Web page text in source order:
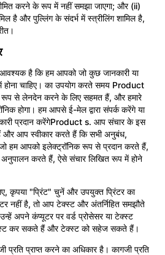
सीमित करने के रूप में नहीं समझा जाएगा; और (ii)
है और पुल्लिंग के संदर्भ में स्त्रीलिंग शामिल है,
है कि हम आपको जो कुछ जानकारी या
चाहिए। का उपयोग करते समय Product
रूप से लेनदेन करने के लिए सहमत हैं, और हमारे
होगा। हम आपसे ई-मेल द्वारा संपर्क करेंगे या
प्रदान करेंगेProduct s. आप संचार के इस
और आप स्वीकार करते हैं कि सभी अनुबंध,
हम आपको इलेक्ट्रॉनिक रूप से प्रदान करते हैं,
अनुपालन करते हैं, ऐसे संचार लिखित रूप में होने
कृपया "प्रिंट" चुनें और उपयुक्त प्रिंटर का
नहीं है, तो आप टेक्स्ट और अंतर्निहित समझौते
अपने कंप्यूटर पर वर्ड प्रोसेसर या टेक्स्ट
कर सकते हैं और टेक्स्ट को सहेज सकते हैं।
प्रति प्राप्त करने का अधिकार है। कागजी प्रति